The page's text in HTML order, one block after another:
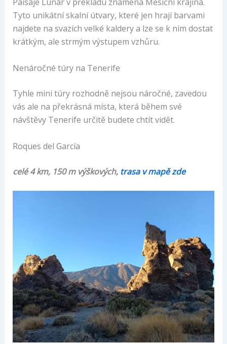
Tyto unikátní skalní útvary, které jen hrají barvami
najdete na svazích velké kaldery a lze se k nim dostat
krátkým, ale strmým výstupem vzhůru.
Nenáročné túry na Tenerife
Tyhle mini túry rozhodně nejsou náročné, zavedou
vás ale na překrásná místa, která během své
návštěvy Tenerife určitě budete chtít vidět.
Roques del García
celé 4 km, 150 m výškových, trasa v mapě zde